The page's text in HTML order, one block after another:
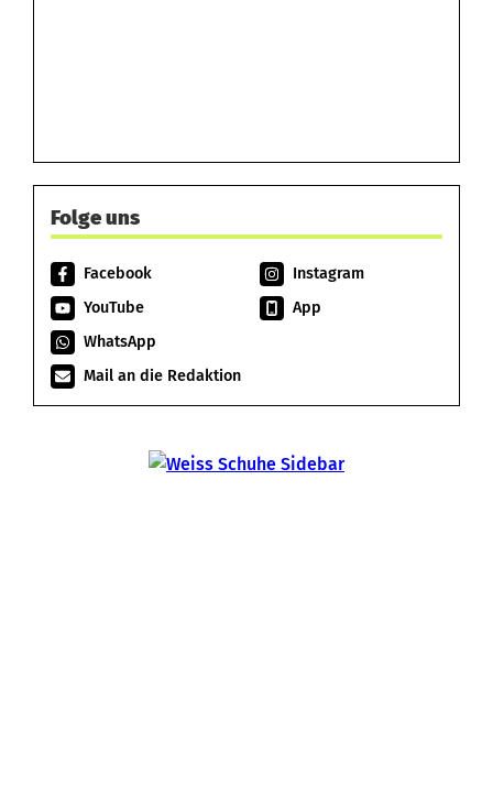
Folge uns
Facebook
Instagram
YouTube
App
WhatsApp
Mail an die Redaktion